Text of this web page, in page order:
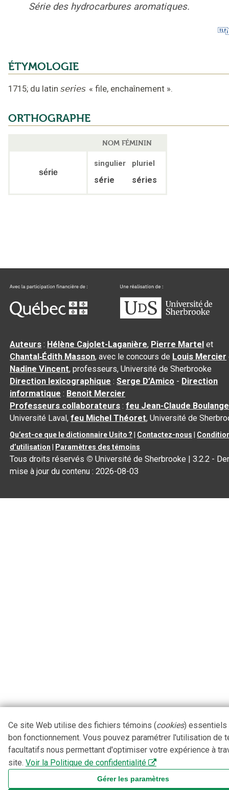
Série des hydrocarbures aromatiques.
ÉTYMOLOGIE
1715; du latin series « file, enchaînement ».
ORTHOGRAPHE
NOM FÉMININ
série
singulier pluriel
série séries
Auteurs : Hélène Cajolet-Laganière, Pierre Martel et
Chantal‑Édith Masson, avec le concours de Louis Mercier
Nadine Vincent, professeurs, Université de Sherbrooke
Direction lexicographique :Serge D’Amico - Direction
informatique : Benoit Mercier
Professeurs collaborateurs :feu Jean-Claude
Université Laval,feu Michel Théoret, Université de
Qu’est-ce que le dictionnaire Usito ? Contactez-nous
d’utilisation
Paramètres des témoins
Tous droits réservés © Université de Sherbrooke |3.2.2 -
mise à jour du contenu :2026-08-03
Ce site Web utilise des fichiers témoins (cookies) essentiels
bon fonctionnement. Vous pouvez paramétrer l'utilisation de
facultatifs nous permettant d'optimiser votre expérience à
site. Voir la Politique de confidentialité
Gérer les paramètres